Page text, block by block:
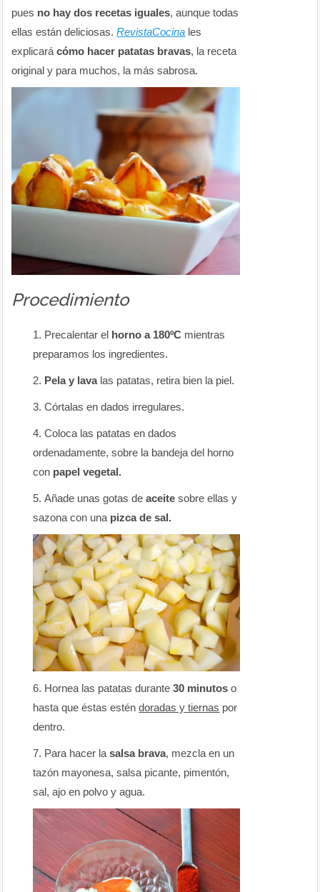
pues no hay dos recetas iguales, aunque todas
ellas están deliciosas.RevistaCocina les
explicarácómo hacer patatas bravas, la receta
original y para muchos, la más sabrosa.
Procedimiento
Precalentar el horno a 180ºC mientras
preparamos los ingredientes.
Pela y lavalas patatas, retira bien la piel.
Córtalas en dados irregulares.
Coloca las patatas en dados
ordenadamente, sobre la bandeja del horno
con papel vegetal.
Añade unas gotas deaceite sobre ellas y
sazona con una pizca de sal.
Hornea las patatas durante 30 minutos o
hasta que éstas esténdoradas y tiernas por
dentro.
Para hacer lasalsa brava, mezcla en un
tazón mayonesa, salsa picante, pimentón,
sal, ajo en polvo y agua.